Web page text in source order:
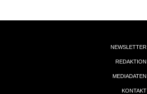
NEWSLETTER
REDAKTION
MEDIADATEN
KONTAKT